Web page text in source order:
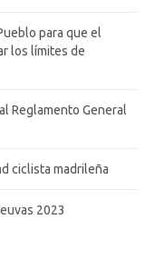
para que el
los límites de
Reglamento General
ciclista madrileña
2023